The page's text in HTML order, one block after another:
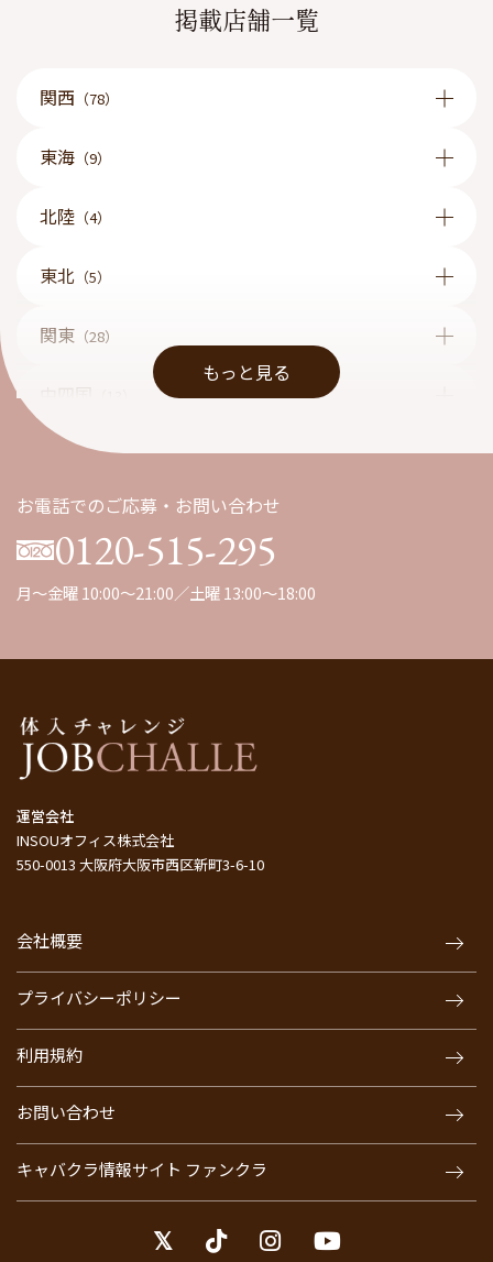
掲載店舗一覧
関西 （78）
東海 （9）
北陸 （4）
東北 （5）
関東 （28）
（1）
もっと見る
お電話でのご応募・お問い合わせ
0120-515-295
月～金曜 10:00～21:00／土曜 13:00～18:00
運営会社
INSOUオフィス株式会社
550-0013 大阪府大阪市西区新町3-6-10
会社概要
プライバシーポリシー
利用規約
お問い合わせ
キャバクラ情報サイト ファンクラ